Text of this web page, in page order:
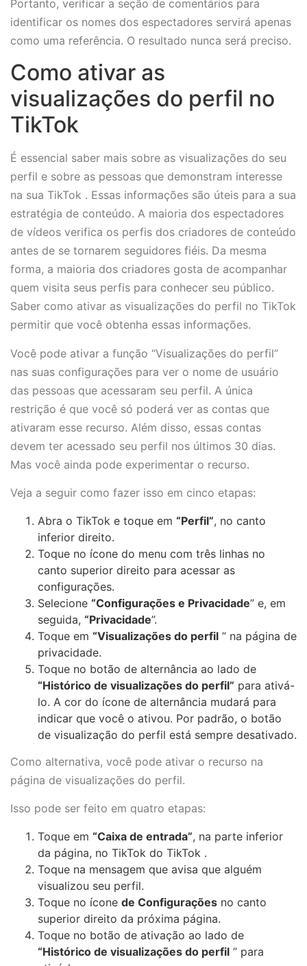
Portanto, verificar a seção de comentários para
identificar os nomes dos espectadores servirá apenas
como uma referência. O resultado nunca será preciso.
Como ativar as
visualizações do perfil no
TikTok
É essencial saber mais sobre as visualizações do seu
perfil e sobre as pessoas que demonstram interesse
na sua TikTok . Essas informações são úteis para a sua
estratégia de conteúdo. A maioria dos espectadores
de vídeos verifica os perfis dos criadores de conteúdo
antes de se tornarem seguidores fiéis. Da mesma
forma, a maioria dos criadores gosta de acompanhar
quem visita seus perfis para conhecer seu público.
Saber como ativar as visualizações do perfil no TikTok
permitir que você obtenha essas informações.
Você pode ativar a função “Visualizações do perfil”
nas suas configurações para ver o nome de usuário
das pessoas que acessaram seu perfil. A única
restrição é que você só poderá ver as contas que
ativaram esse recurso. Além disso, essas contas
devem ter acessado seu perfil nos últimos 30 dias.
Mas você ainda pode experimentar o recurso.
Veja a seguir como fazer isso em cinco etapas:
Abra o TikTok e toque em “Perfil”, no canto
inferior direito.
Toque no ícone do menu com três linhas no
canto superior direito para acessar as
configurações.
Selecione “Configurações e Privacidade” e, em
seguida, “Privacidade”.
Toque em “Visualizações do perfil ” na página de
privacidade.
Toque no botão de alternância ao lado de
“Histórico de visualizações do perfil” para ativá-
lo. A cor do ícone de alternância mudará para
indicar que você o ativou. Por padrão, o botão
de visualização do perfil está sempre desativado.
Como alternativa, você pode ativar o recurso na
página de visualizações do perfil.
Isso pode ser feito em quatro etapas:
Toque em “Caixa de entrada”, na parte inferior
da página, no TikTok do TikTok .
Toque na mensagem que avisa que alguém
visualizou seu perfil.
Toque no ícone de Configurações no canto
superior direito da próxima página.
Toque no botão de ativação ao lado de
“Histórico de visualizações do perfil ” para